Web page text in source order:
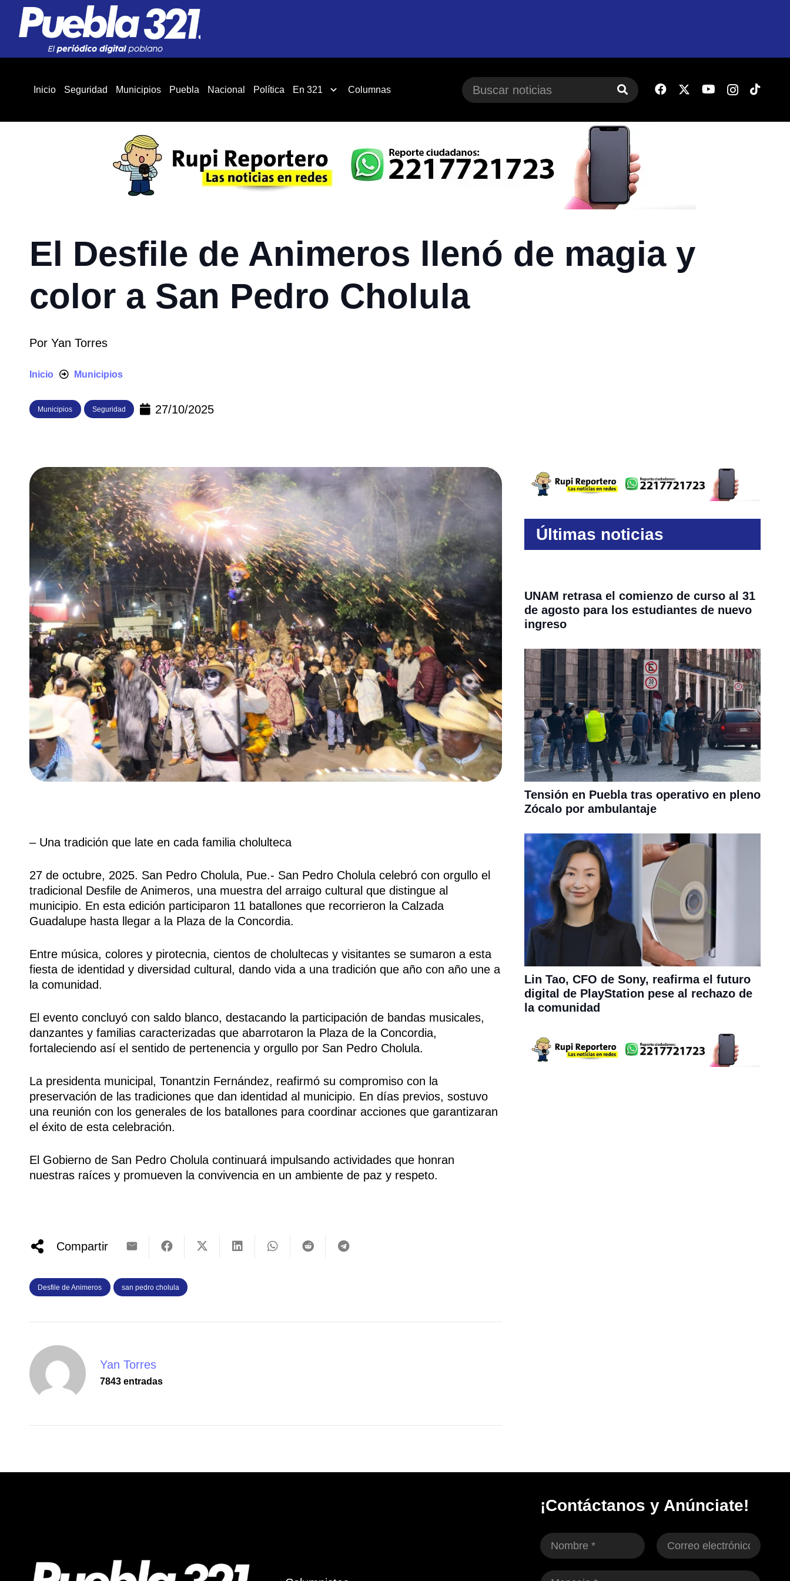
Inicio Seguridad Municipios Puebla Nacional Política En 321 Columnas
El Desfile de Animeros llenó de magia y
color a San Pedro Cholula
Por Yan Torres
Inicio Municipios
Municipios Seguridad 27/10/2025
– Una tradición que late en cada familia cholulteca
27 de octubre, 2025. San Pedro Cholula, Pue.- San Pedro Cholula celebró con orgullo el
tradicional Desfile de Animeros, una muestra del arraigo cultural que distingue al
municipio. En esta edición participaron 11 batallones que recorrieron la Calzada
Guadalupe hasta llegar a la Plaza de la Concordia.
Entre música, colores y pirotecnia, cientos de cholultecas y visitantes se sumaron a esta
fiesta de identidad y diversidad cultural, dando vida a una tradición que año con año une a
la comunidad.
El evento concluyó con saldo blanco, destacando la participación de bandas musicales,
danzantes y familias caracterizadas que abarrotaron la Plaza de la Concordia,
fortaleciendo así el sentido de pertenencia y orgullo por San Pedro Cholula.
La presidenta municipal, Tonantzin Fernández, reafirmó su compromiso con la
preservación de las tradiciones que dan identidad al municipio. En días previos, sostuvo
una reunión con los generales de los batallones para coordinar acciones que garantizaran
el éxito de esta celebración.
El Gobierno de San Pedro Cholula continuará impulsando actividades que honran
nuestras raíces y promueven la convivencia en un ambiente de paz y respeto.
Compartir
Desfile de Animeros san pedro cholula
Yan Torres
7843 entradas
Últimas noticias
UNAM retrasa el comienzo de curso al 31
de agosto para los estudiantes de nuevo
ingreso
Tensión en Puebla tras operativo en pleno
Zócalo por ambulantaje
Lin Tao, CFO de Sony, reafirma el futuro
digital de PlayStation pese al rechazo de
la comunidad
¡Contáctanos y Anúnciate!